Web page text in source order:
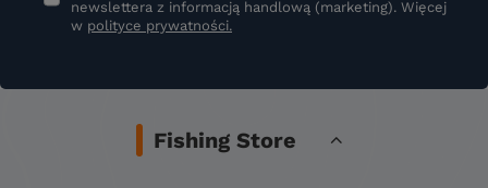
newslettera z informacją handlową (marketing). Więcej
w polityce prywatności.
Fishing Store